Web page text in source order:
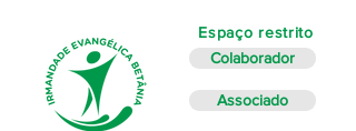
Espaço restrito
Colaborador
Associado